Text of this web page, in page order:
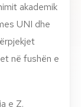
akademik
UNI dhe
në fushën e
e Z.